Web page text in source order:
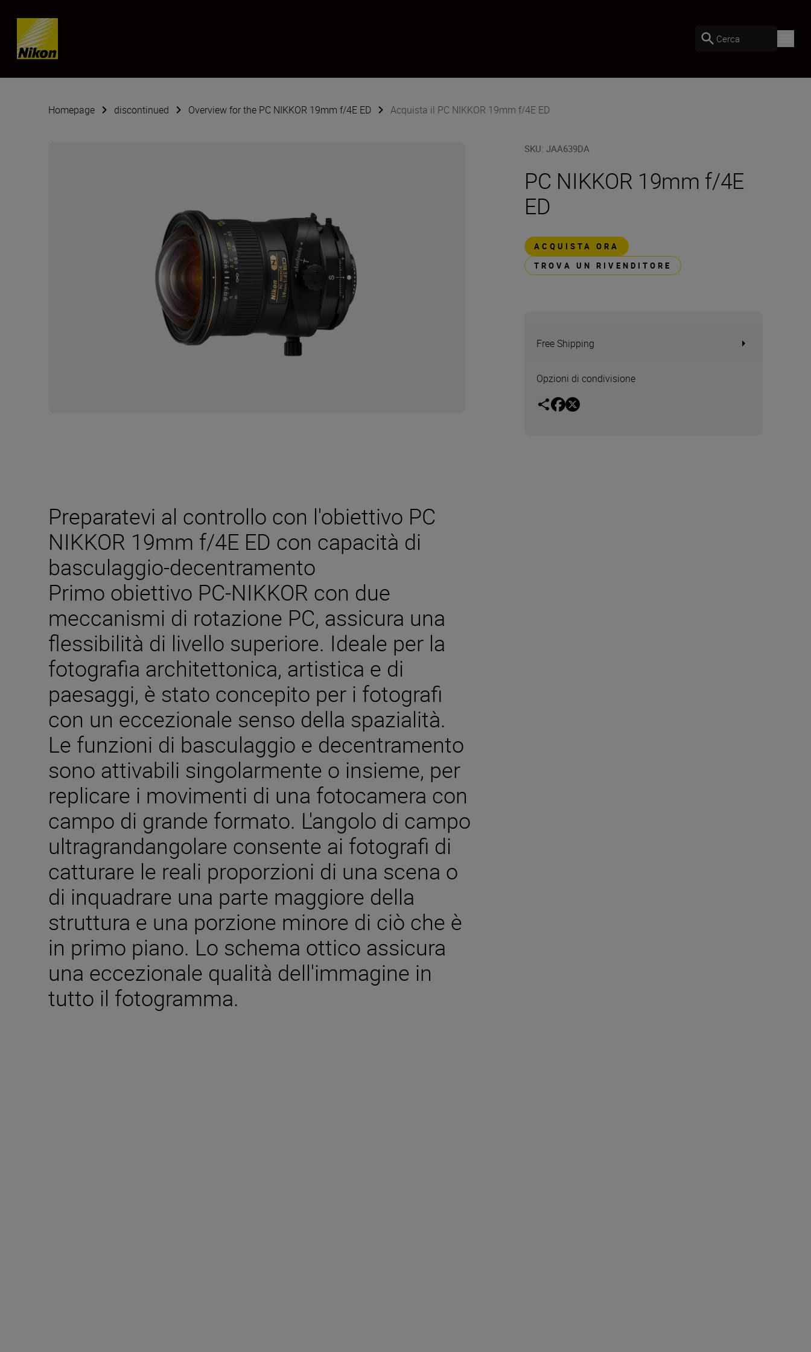
Skip content
Cerca
Homepage discontinued Overview for the PC NIKKOR 19mm f/4E ED Acquista il PC NIKKOR 19mm f/4E ED
SKU:JAA639DA
PC NIKKOR 19mm f/4E
ED
ACQUISTA ORA
TROVA UN RIVENDITORE
Free Shipping
Opzioni di condivisione
Preparatevi al controllo con l'obiettivo PC
NIKKOR 19mm f/4E ED con capacità di
basculaggio-decentramento
Primo obiettivo PC-NIKKOR con due
meccanismi di rotazione PC, assicura una
flessibilità di livello superiore. Ideale per la
fotografia architettonica, artistica e di
paesaggi, è stato concepito per i fotografi
con un eccezionale senso della spazialità.
Le funzioni di basculaggio e decentramento
sono attivabili singolarmente o insieme, per
replicare i movimenti di una fotocamera con
campo di grande formato. L'angolo di campo
ultragrandangolare consente ai fotografi di
catturare le reali proporzioni di una scena o
di inquadrare una parte maggiore della
struttura e una porzione minore di ciò che è
in primo piano. Lo schema ottico assicura
una eccezionale qualità dell'immagine in
tutto il fotogramma.